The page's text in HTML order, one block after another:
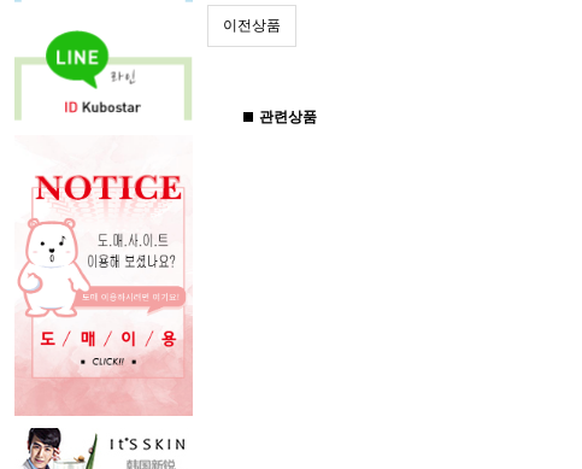
이전상품
관련상품